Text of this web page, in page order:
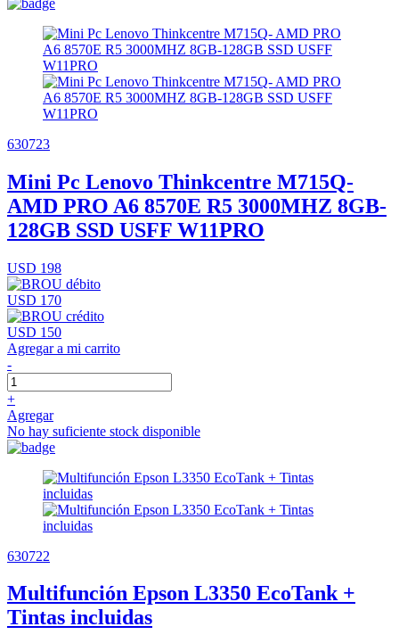
630723
Mini Pc Lenovo Thinkcentre M715Q-
AMD PRO A6 8570E R5 3000MHZ 8GB-
128GB SSD USFF W11PRO
USD 198
USD 170
USD 150
Agregar a mi carrito
-
+
Agregar
No hay suficiente stock disponible
630722
Multifunción Epson L3350 EcoTank +
Tintas incluidas